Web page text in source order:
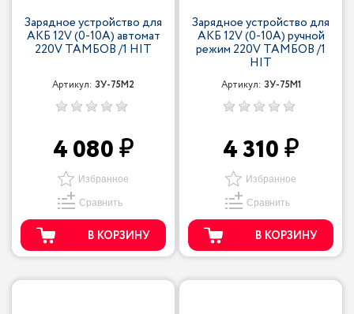
Зарядное устройство для
АКБ 12V (0-10A) автомат
220V ТАМБОВ /1 HIT
Артикул: ЗУ-75М2
4 080
Избранное
Сравнить
В КОРЗИНУ
Зарядное устройство для
АКБ 12V (0-10A) ручной
режим 220V ТАМБОВ /1
HIT
Артикул: ЗУ-75М1
4 310
Избранное
Сравнить
В КОРЗИНУ